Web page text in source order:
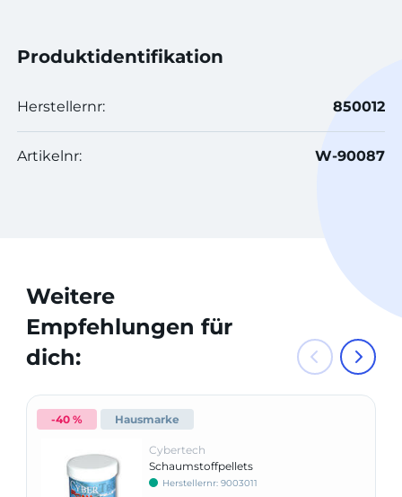
Produktidentifikation
Herstellernr: 850012
Artikelnr: W-90087
Weitere
Empfehlungen für
dich:
-40 % Hausmarke
Cybertech
Schaumstoffpellets
Herstellernr: 9003011